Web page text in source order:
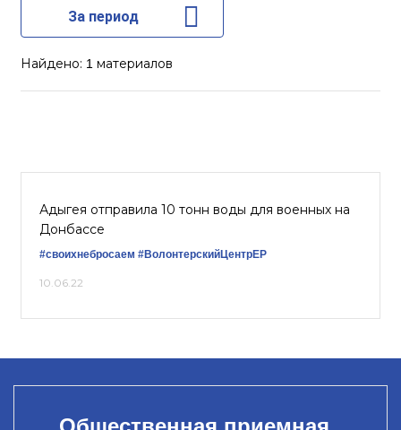
За период
Найдено: 1 материалов
Адыгея отправила 10 тонн воды для военных на
Донбассе
#своихнебросаем #ВолонтерскийЦентрЕР
10.06.22